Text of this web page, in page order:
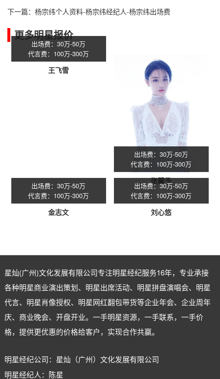
下一篇： 杨宗纬个人资料-杨宗纬经纪人-杨宗纬出场费
更多明星报价
出场费：30万-50万
代言费：100万-300万
王飞雪
出场费：30万-50万
代言费：100万-300万
张馨予
出场费：30万-50万
代言费：100万-300万
金志文
出场费：30万-50万
代言费：100万-300万
刘心悠
星灿(广州)文化发展有限公司专注明星经纪服务16年，专业承接
各种明星商业演出策划、明星出席活动、明星拼盘演唱会、明星
代言、明星肖像授权、明星网红翻包带货等企业年会、企业周年
庆、商业晚会、开盘开业。一手明星资源，一手联系，一手价
格，提供更优惠的价格给客户，实现合作共赢。
明星经纪公司：星灿（广州）文化发展有限公司
明星经纪人：陈星